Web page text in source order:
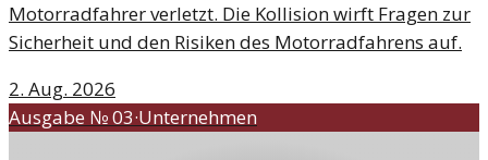
Motorradfahrer verletzt. Die Kollision wirft Fragen zur
Sicherheit und den Risiken des Motorradfahrens auf.
2. Aug. 2026
Ausgabe №03·Unternehmen